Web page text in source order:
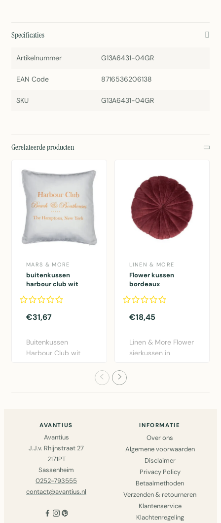
Specificaties
Artikelnummer G13A6431-04GR
EAN Code 8716536206138
SKU G13A6431-04GR
Gerelateerde producten
MARS & MORE
buitenkussen
harbour club wit
€31,67
Buitenkussen
Harbour Club wit
LINEN & MORE
Flower kussen
bordeaux
€18,45
Linen & More Flower
sierkussen in
AVANTIUS
Avantius
J.J.v. Rhijnstraat 27
2171PT
Sassenheim
0252-793555
contact@avantius.nl
INFORMATIE
Over ons
Algemene voorwaarden
Disclaimer
Privacy Policy
Betaalmethoden
Verzenden & retourneren
Klantenservice
Klachtenregeling